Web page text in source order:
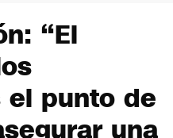
“El
el punto de
una